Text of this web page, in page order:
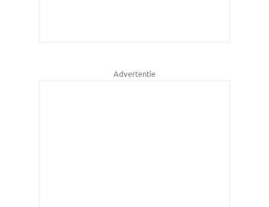
Advertentie